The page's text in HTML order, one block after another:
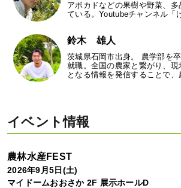
アボカドなどの果樹や野菜、多
ている。Youtubeチャンネル「
鈴木 雄人
茨城県石岡市出身。 農学部を
就職。全国の農家と繋がり、
となる情報を発信することで
イベント情報
農林水産FEST
2026年9月5日(土)
マイドームおおさか 2F 展示ホールD